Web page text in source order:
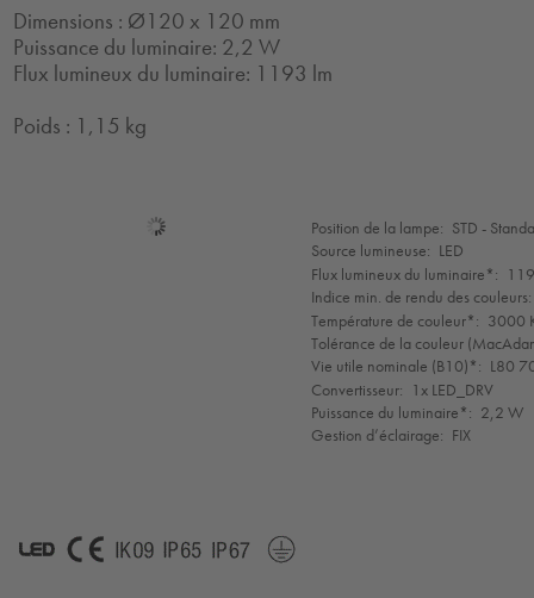
Dimensions : Ø120 x 120 mm
Puissance du luminaire: 2,2 W
Flux lumineux du luminaire: 1193 lm
Poids : 1,15 kg
Sélection
de
mode
Position de la lampe: STD -
Source lumineuse: LED
Flux lumineux du luminaire*:
Indice min. de rendu des couleurs:
Température de couleur*: 3000
Tolérance de la couleur
Vie utile nominale (B10)*: L80
Convertisseur: 1x LED_DRV
Puissance du luminaire*: 2,2 W
Gestion d’éclairage: FIX